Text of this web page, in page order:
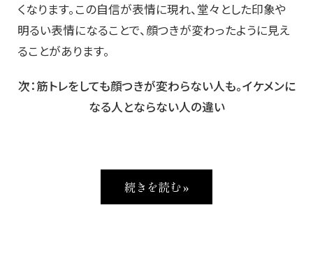
くなります。この自信が表情に現れ、堂々とした印象や
明るい表情になることで、顔つきが変わったように見え
ることがあります。
次：筋トレをしても顔つきが変わらない人も。イケメンに
なる人とならない人の違い
続きを読む »